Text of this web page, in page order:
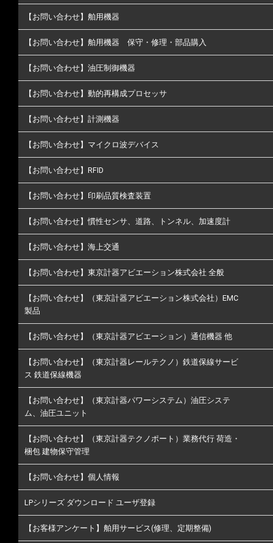
【お問い合わせ】舶用機器
【お問い合わせ】舶用機器 保守・修理・部品購入
【お問い合わせ】油圧制御機器
【お問い合わせ】動的再構成プロセッサ
【お問い合わせ】計測機器
【お問い合わせ】マイクロ波デバイス
【お問い合わせ】RFID
【お問い合わせ】印刷品質検査装置
【お問い合わせ】慣性センサ、道路、トンネル、加速度計
【お問い合わせ】海上交通
【お問い合わせ】東京計器アビエーション株式会社 全般
【お問い合わせ】（東京計器アビエーション株式会社）EMC
製品
【お問い合わせ】（東京計器アビエーション）通信機器 他
【お問い合わせ】（東京計器レールテクノ）鉄道保線サービ
ス 鉄道保線機器
【お問い合わせ】（東京計器パワーシステム）油圧システ
ム、油圧ユニット
【お問い合わせ】（東京計器テクノポート）業務代行 荷造・
梱包 建物保守管理
【お問い合わせ】個人情報
LPシリーズ ダウンロード ユーザ登録
【お客様アンケート】舶用サービス(修理、定期整備)